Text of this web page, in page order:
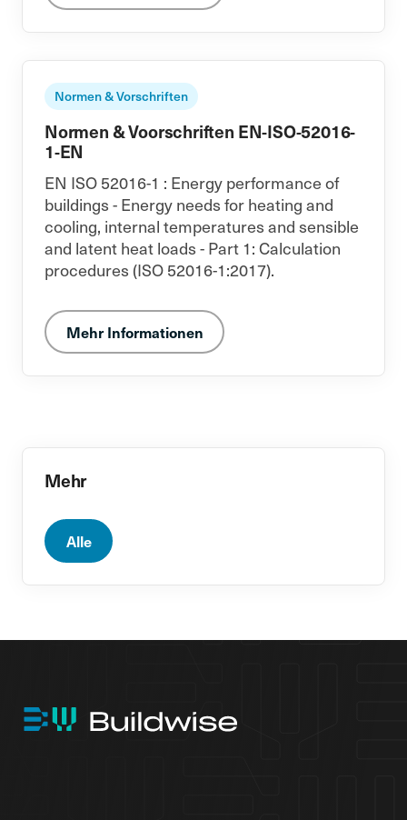
Normen & Vorschriften
Normen & Voorschriften EN-ISO-52016-
1-EN
EN ISO 52016-1 : Energy performance of
buildings - Energy needs for heating and
cooling, internal temperatures and sensible
and latent heat loads - Part 1: Calculation
procedures (ISO 52016-1:2017).
Mehr Informationen
Mehr
Alle